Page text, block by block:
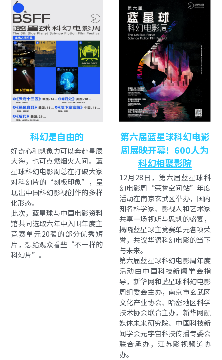
科幻是自由的
好奇心和想象力可以奔赴星辰
大海，也可点燃烟火人间。蓝
星球科幻电影周总在打破大家
对科幻片的“刻板印象”，呈
现出中国科幻影视创作的多样
化形态。
此次，蓝星球与中国电影资料
馆共同选取六年中入围年度主
竞赛单元20强的部分优秀短
片，想给观众看些“不一样的
科幻片”。
第六届蓝星球科幻电影
周展映开幕！600人为
科幻相聚影院
12月28日，第六届蓝星球科
幻电影周“荣誉空间站”年度
活动在南京玄武区举办，国内
知名科学家、影视人和艺术家
共享一场视听与思想的盛宴，
揭晓蓝星球主竞赛单元各项荣
誉，共议华语科幻电影的当下
与未来。
第六届蓝星球科幻电影周年度
活动由中国科技新闻学会指
导，新华网和蓝星球科幻电影
周组委会主办，南京市玄武区
文化产业协会、哈密地区科学
技术协会联合主办，新华网融
媒体未来研究院、中国科技新
闻学会元宇宙科技传播专委会
联合承办，江苏影视频道协
办。